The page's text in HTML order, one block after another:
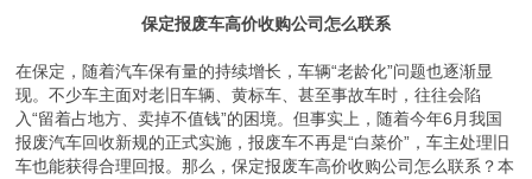
保定报废车高价收购公司怎么联系
在保定，随着汽车保有量的持续增长，车辆“老龄化”问题也逐渐显
现。不少车主面对老旧车辆、黄标车、甚至事故车时，往往会陷
入“留着占地方、卖掉不值钱”的困境。但事实上，随着今年6月我国
报废汽车回收新规的正式实施，报废车不再是“白菜价”，车主处理旧
车也能获得合理回报。那么，保定报废车高价收购公司怎么联系？本